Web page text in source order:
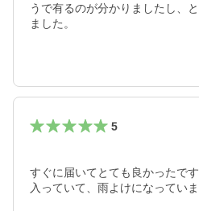
うで有るのが分かりましたし、
ました。
5
すぐに届いてとても良かったで
入っていて、雨よけになっていま